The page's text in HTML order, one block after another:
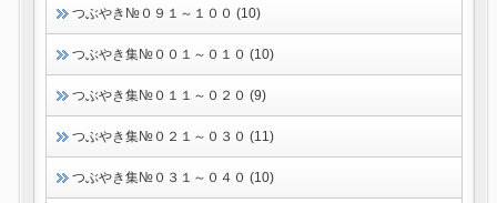
つぶやき№０９１～１００ (10)
つぶやき集№００１～０１０ (10)
つぶやき集№０１１～０２０ (9)
つぶやき集№０２１～０３０ (11)
つぶやき集№０３１～０４０ (10)